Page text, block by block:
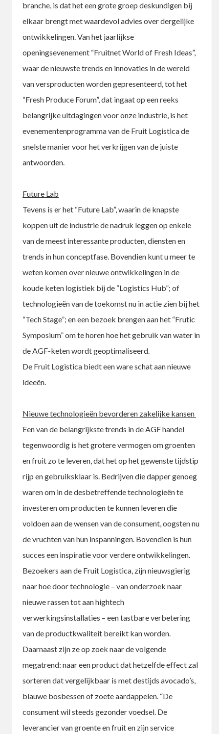
branche, is dat het een grote groep deskundigen bij
elkaar brengt met waardevol advies over dergelijke
ontwikkelingen. Van het jaarlijkse
openingsevenement “Fruitnet World of Fresh Ideas”,
waar de nieuwste trends en innovaties in de wereld
van versproducten worden gepresenteerd, tot het
“Fresh Produce Forum”, dat ingaat op een reeks
belangrijke uitdagingen voor onze industrie, is het
evenementenprogramma van de Fruit Logistica de
snelste manier voor het verkrijgen van de juiste
antwoorden.
Future Lab
Tevens is er het “Future Lab”, waarin de knapste
koppen uit de industrie de nadruk leggen op enkele
van de meest interessante producten, diensten en
trends in hun conceptfase. Bovendien kunt u meer te
weten komen over nieuwe ontwikkelingen in de
koude keten logistiek bij de “Logistics Hub”; of
technologieën van de toekomst nu in actie zien bij het
“Tech Stage”; en een bezoek brengen aan het “Frutic
Symposium” om te horen hoe het gebruik van water in
de AGF-keten wordt geoptimaliseerd.
De Fruit Logistica biedt een ware schat aan nieuwe
ideeën.
Nieuwe technologieën bevorderen zakelijke kansen
Een van de belangrijkste trends in de AGF handel
tegenwoordig is het grotere vermogen om groenten
en fruit zo te leveren, dat het op het gewenste tijdstip
rijp en gebruiksklaar is. Bedrijven die dapper genoeg
waren om in de desbetreffende technologieën te
investeren om producten te kunnen leveren die
voldoen aan de wensen van de consument, oogsten nu
de vruchten van hun inspanningen. Bovendien is hun
succes een inspiratie voor verdere ontwikkelingen.
Bezoekers aan de Fruit Logistica, zijn nieuwsgierig
naar hoe door technologie – van onderzoek naar
nieuwe rassen tot aan hightech
verwerkingsinstallaties – een tastbare verbetering
van de productkwaliteit bereikt kan worden.
Daarnaast zijn ze op zoek naar de volgende
megatrend: naar een product dat hetzelfde effect zal
sorteren dat vergelijkbaar is met destijds avocado’s,
blauwe bosbessen of zoete aardappelen. “De
consument wil steeds gezonder voedsel. De
leverancier van groente en fruit en zijn service